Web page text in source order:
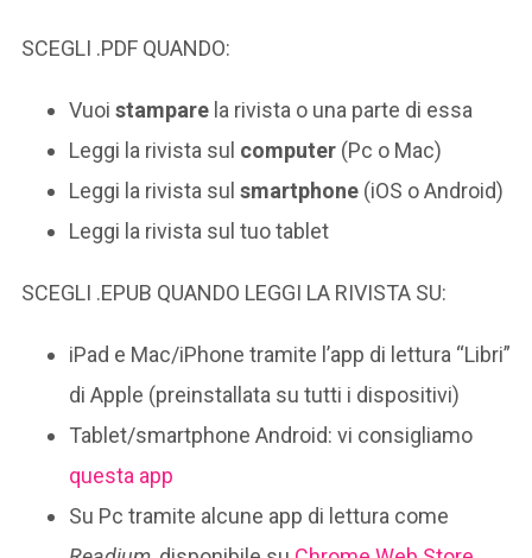
SCEGLI .PDF QUANDO:
Vuoi stampare la rivista o una parte di essa
Leggi la rivista sul computer (Pc o Mac)
Leggi la rivista sul smartphone (iOS o Android)
Leggi la rivista sul tuo tablet
SCEGLI .EPUB QUANDO LEGGI LA RIVISTA SU:
iPad e Mac/iPhone tramite l’app di lettura “Libri”
di Apple (preinstallata su tutti i dispositivi)
Tablet/smartphone Android: vi consigliamo
questa app
Su Pc tramite alcune app di lettura come